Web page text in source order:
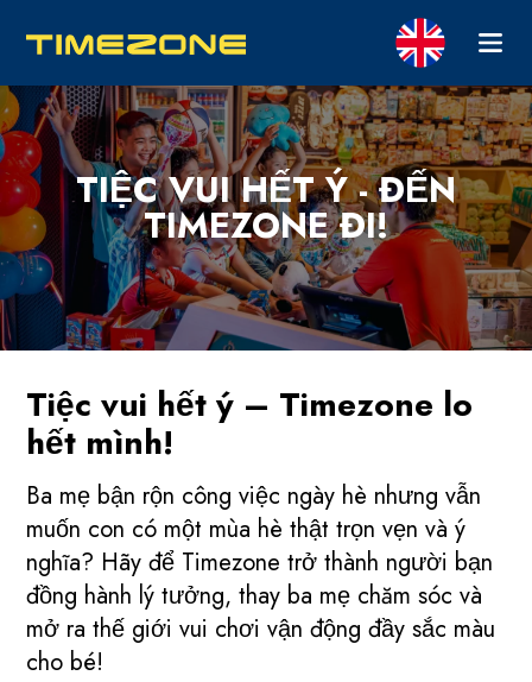
TIỆC VUI HẾT Ý - ĐẾN
TIMEZONE ĐI!
Tiệc vui hết ý – Timezone lo
hết mình!
Ba mẹ bận rộn công việc ngày hè nhưng vẫn
muốn con có một mùa hè thật trọn vẹn và ý
nghĩa? Hãy để Timezone trở thành người bạn
đồng hành lý tưởng, thay ba mẹ chăm sóc và
mở ra thế giới vui chơi vận động đầy sắc màu
cho bé!